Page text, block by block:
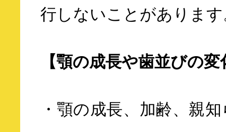
行しないことがありま
【顎の成長や歯並びの変
・顎の成長、加齢、親